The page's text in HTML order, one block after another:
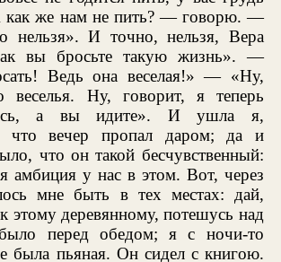
же нам не пить? — говорю. —
нельзя». И точно, нельзя, Вера
вы бросьте такую жизнь». —
Ведь она веселая!» — «Ну,
веселья. Ну, говорит, я теперь
а вы идите». И ушла я,
что вечер пропал даром; да и
что он такой бесчувственный:
амбиция у нас в этом. Вот, через
мне быть в тех местах: дай,
этому деревянному, потешусь над
перед обедом; я с ночи-то
была пьяная. Он сидел с книгою.